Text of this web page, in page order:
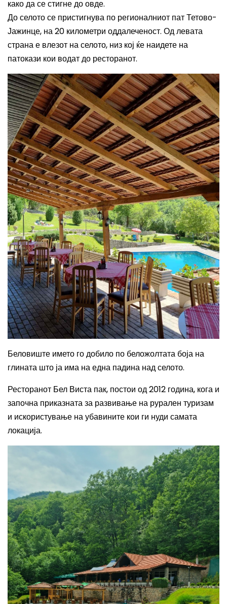
како да се стигне до овде.
До селото се пристигнува по регионалниот пат Тетово-
Јажинце, на 20 километри оддалеченост. Од левата
страна е влезот на селото, низ кој ќе наидете на
патокази кои водат до ресторанот.
Беловиште името го добило по беложолтата боја на
глината што ја има на една падина над селото.
Ресторанот Бел Виста пак, постои од 2012 година, кога и
започна приказната за развивање на рурален туризам
и искористување на убавините кои ги нуди самата
локација.